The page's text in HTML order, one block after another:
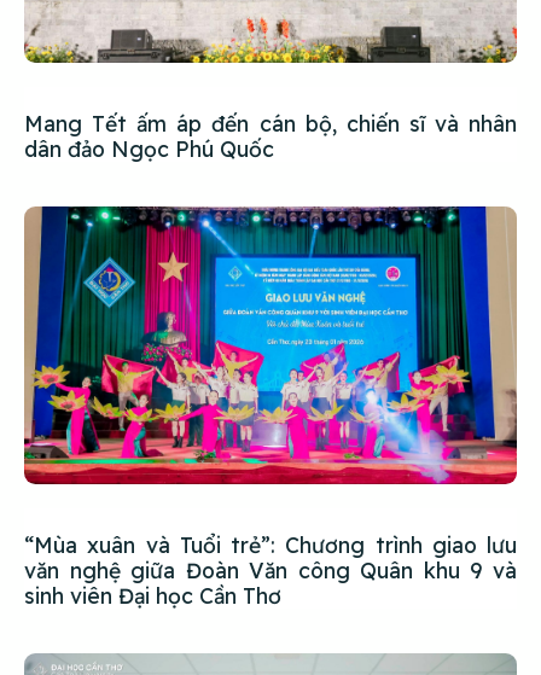
Mang Tết ấm áp đến cán bộ, chiến sĩ và nhân
dân đảo Ngọc Phú Quốc
“Mùa xuân và Tuổi trẻ”: Chương trình giao lưu
văn nghệ giữa Đoàn Văn công Quân khu 9 và
sinh viên Đại học Cần Thơ